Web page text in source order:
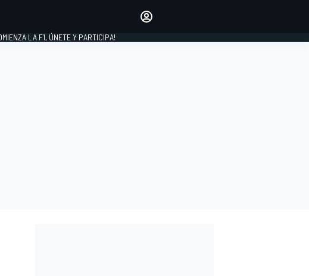
INICIAR SESIÓN
LA F1, ÚNETE Y PARTICIPA!